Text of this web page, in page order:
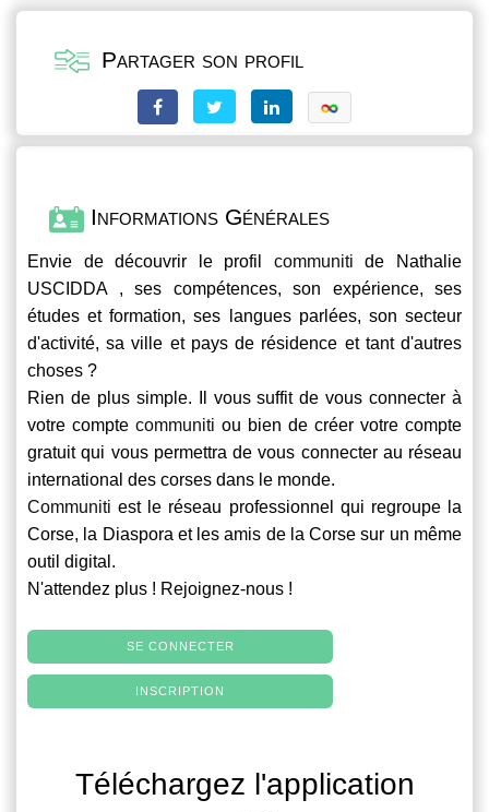
Partager son profil
Informations Générales
Envie de découvrir le profil communiti de Nathalie
USCIDDA , ses compétences, son expérience, ses
études et formation, ses langues parlées, son secteur
d'activité, sa ville et pays de résidence et tant d'autres
choses ?
Rien de plus simple. Il vous suffit de vous connecter à
votre compte communiti ou bien de créer votre compte
gratuit qui vous permettra de vous connecter au réseau
international des corses dans le monde.
Communiti est le réseau professionnel qui regroupe la
Corse, la Diaspora et les amis de la Corse sur un même
outil digital.
N'attendez plus ! Rejoignez-nous !
SE CONNECTER
INSCRIPTION
Téléchargez l'application